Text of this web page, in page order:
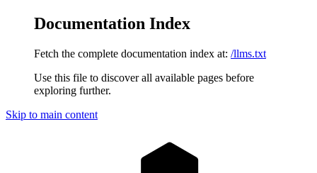
Documentation Index
Fetch the complete documentation index at: /llms.txt
Use this file to discover all available pages before
exploring further.
Skip to main content